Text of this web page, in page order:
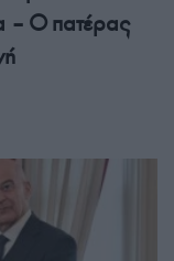
– Ο πατέρας